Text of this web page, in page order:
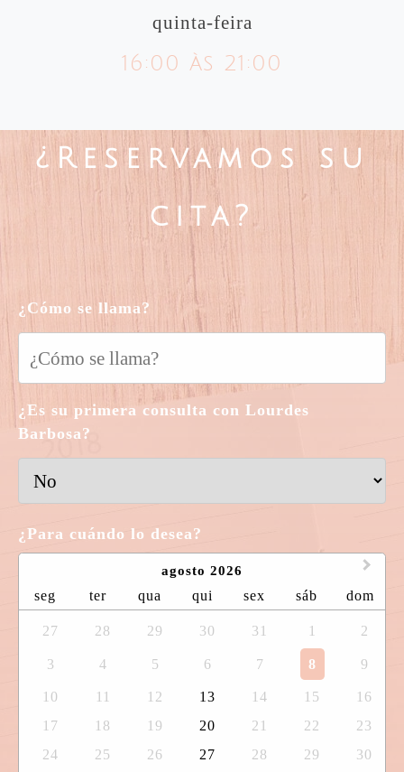
quinta-feira
16:00 às 21:00
¿Reservamos su
cita?
¿Cómo se llama?
¿Es su primera consulta con Lourdes
Barbosa?
¿Para cuándo lo desea?
agosto 2026
seg ter qua qui sex sáb dom
27 28 29 30 31 1 2
3 4 5 6 7 8 9
10 11 12 13 14 15
16
17
18 19 20 21 22
23
24
25 26 27 28 29
30